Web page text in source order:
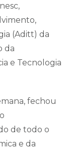
(Aditt) da
da
e Tecnologia
fechou
de todo o
e da